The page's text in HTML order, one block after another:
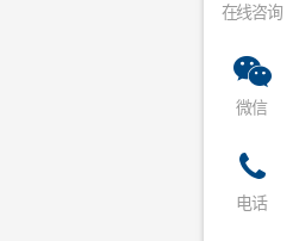
在线咨询
微信
电话